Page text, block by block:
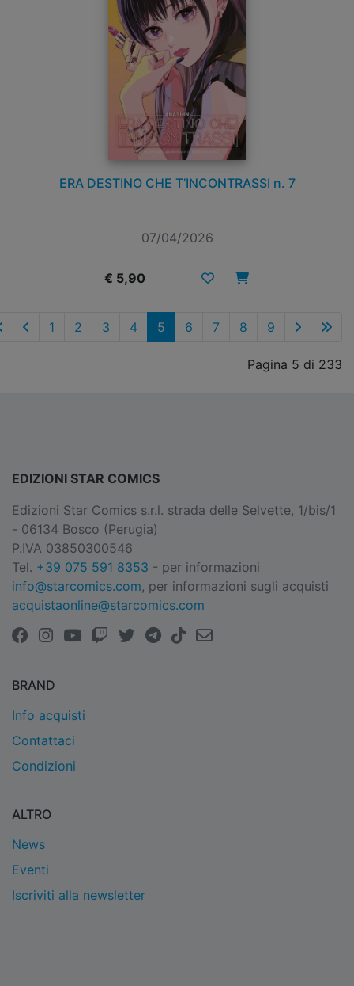
ERA DESTINO CHE T’INCONTRASSI n. 7
07/04/2026
€ 5,90
1 2 3 4 5 6 7 8 9
Pagina 5 di 233
EDIZIONI STAR COMICS
Edizioni Star Comics s.r.l. strada delle Selvette, 1/bis/1
- 06134 Bosco (Perugia)
P.IVA 03850300546
Tel. +39 075 591 8353 - per informazioni
info@starcomics.com, per informazioni sugli acquisti
acquistaonline@starcomics.com
BRAND
Info acquisti
Contattaci
Condizioni
ALTRO
News
Eventi
Iscriviti alla newsletter